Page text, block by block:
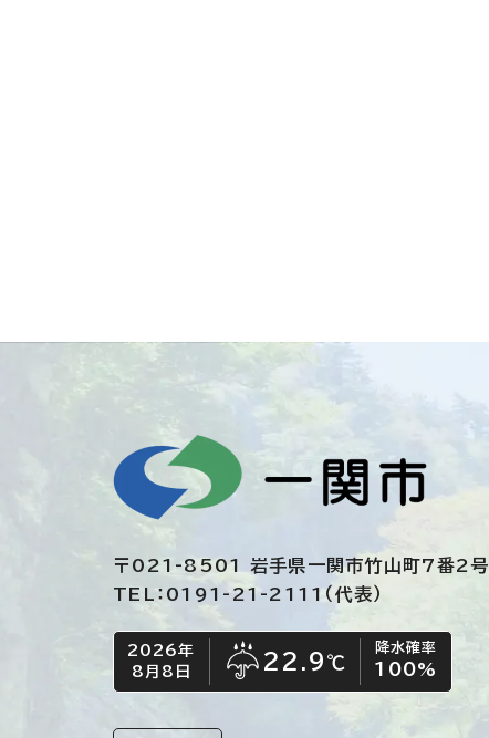
〒021-8501 岩手県一関市竹山町7番2号
TEL：0191-21-2111（代表）
今日の日付
2026年
8月8日
今日の天気
雨
22.9℃
降水確率
100%